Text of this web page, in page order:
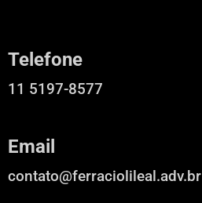
Telefone
11 5197-8577
Email
contato@ferraciolileal.adv.br